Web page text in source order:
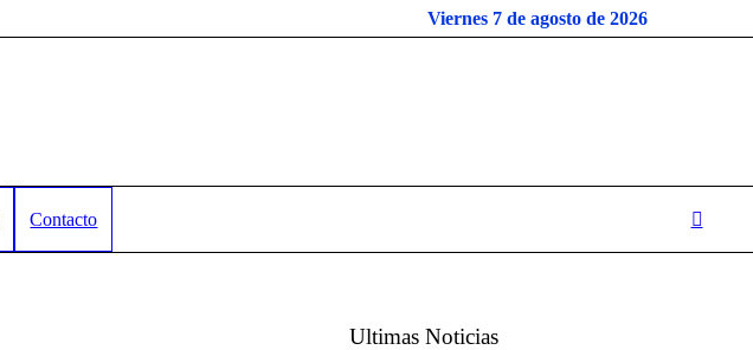
Viernes 7 de agosto de 2026
Contacto
Ultimas Noticias